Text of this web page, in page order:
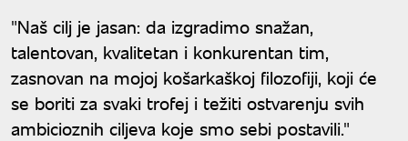
"Naš cilj je jasan: da izgradimo snažan,
talentovan, kvalitetan i konkurentan tim,
zasnovan na mojoj košarkaškoj filozofiji, koji će
se boriti za svaki trofej i težiti ostvarenju svih
ambicioznih ciljeva koje smo sebi postavili."